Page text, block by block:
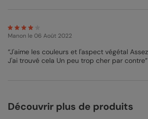
Mélanie - Pop Designer
Manon le 06 Août 2022
“J'aime les couleurs et l'aspect végétal Assez simple et épurée
J'ai trouvé cela Un peu trop cher par contre”
Découvrir plus de produits